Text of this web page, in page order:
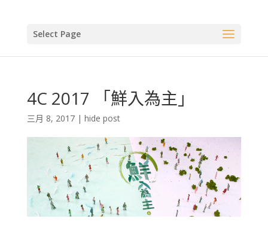
Select Page
4C 2017 「鮮入為主」
三月 8, 2017| hide post